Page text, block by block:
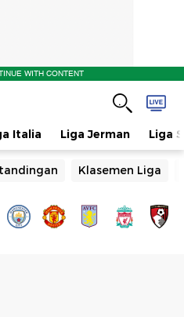
WITH CONTENT
Italia Liga Jerman Liga
Klasemen Liga